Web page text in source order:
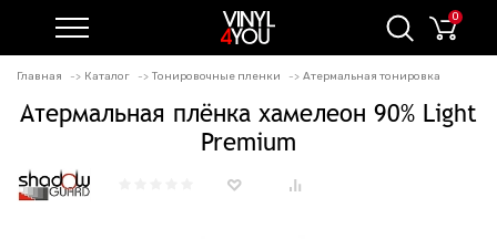
0
Главная Каталог Тонировочные пленки Атермальная тонировка
Атермальная плёнка хамелеон 90% Light
Premium